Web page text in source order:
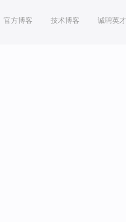
官方博客 技术博客 诚聘英才